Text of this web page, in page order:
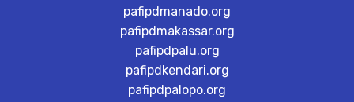
pafipdmanado.org
pafipdmakassar.org
pafipdpalu.org
pafipdkendari.org
pafipdpalopo.org